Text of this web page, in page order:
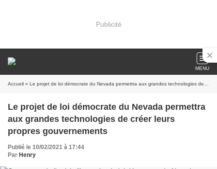
Publicité
MENU
Accueil » Le projet de loi démocrate du Nevada permettra aux grandes technologies de créer leurs propres gouvernements
Le projet de loi démocrate du Nevada permettra
aux grandes technologies de créer leurs
propres gouvernements
Publié le 10/02/2021 à 17:44
Par Henry